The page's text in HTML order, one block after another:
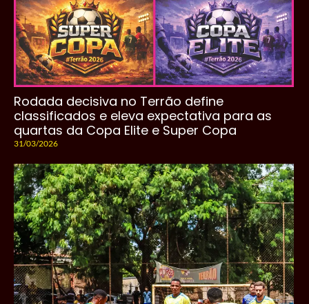
Rodada decisiva no Terrão define
classificados e eleva expectativa para as
quartas da Copa Elite e Super Copa
31/03/2026